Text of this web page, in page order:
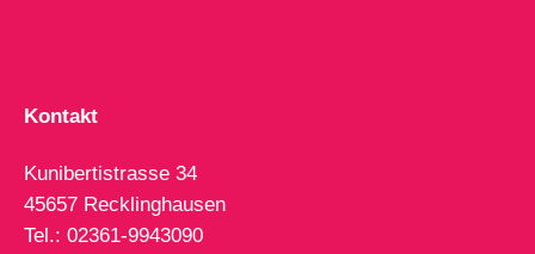
Kontakt
Kunibertistrasse 34
45657 Recklinghausen
Tel.: 02361-9943090